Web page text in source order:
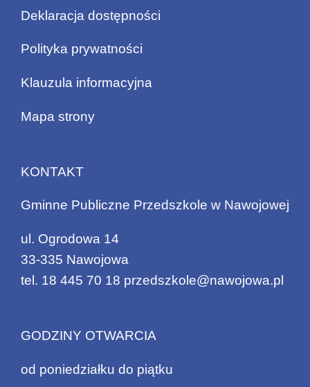
Deklaracja dostępności
Polityka prywatności
Klauzula informacyjna
Mapa strony
KONTAKT
Gminne Publiczne Przedszkole w Nawojowej
ul. Ogrodowa 14
33-335 Nawojowa
tel. 18 445 70 18 przedszkole@nawojowa.pl
GODZINY OTWARCIA
od poniedziałku do piątku